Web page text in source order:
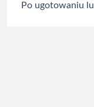
Po ugotowaniu